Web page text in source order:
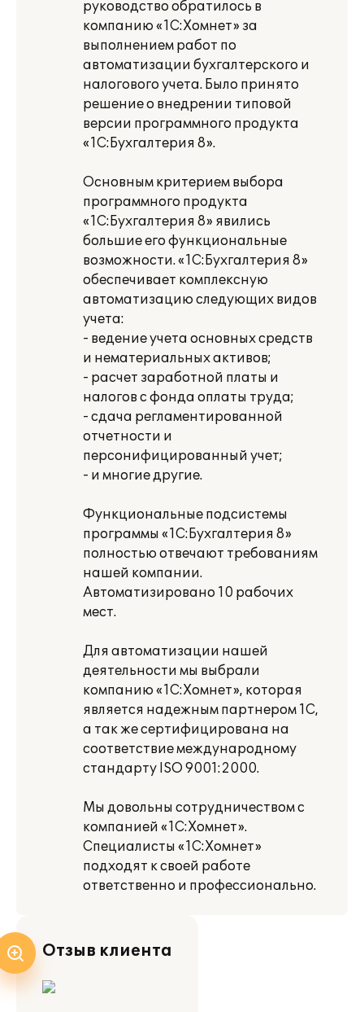
руководство обратилось в
компанию «1С:Хомнет» за
выполнением работ по
автоматизации бухгалтерского и
налогового учета. Было принято
решение о внедрении типовой
версии программного продукта
«1С:Бухгалтерия 8».
Основным критерием выбора
программного продукта
«1С:Бухгалтерия 8» явились
большие его функциональные
возможности. «1С:Бухгалтерия 8»
обеспечивает комплексную
автоматизацию следующих видов
учета:
- ведение учета основных средств
и нематериальных активов;
- расчет заработной платы и
налогов с фонда оплаты труда;
- сдача регламентированной
отчетности и
персонифицированный учет;
- и многие другие.
Функциональные подсистемы
программы «1С:Бухгалтерия 8»
полностью отвечают требованиям
нашей компании.
Автоматизировано 10 рабочих
мест.
Для автоматизации нашей
деятельности мы выбрали
компанию «1С:Хомнет», которая
является надежным партнером 1С,
а так же сертифицирована на
соответствие международному
стандарту ISO 9001:2000.
Мы довольны сотрудничеством с
компанией «1С:Хомнет».
Специалисты «1С:Хомнет»
подходят к своей работе
ответственно и профессионально.
Отзыв клиента